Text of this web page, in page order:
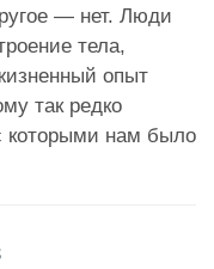
— нет. Люди
тела,
опыт
так редко
которыми нам было